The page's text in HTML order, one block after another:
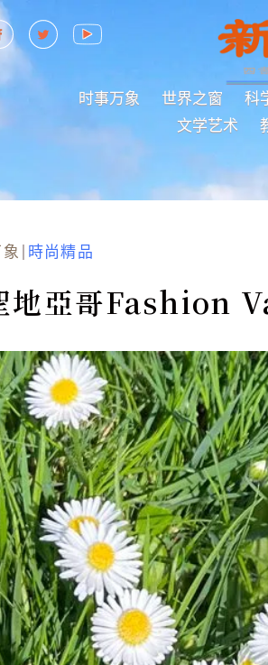
时事万象 世界之窗 科
文学艺术
象 時尚精品
地亞哥Fashion